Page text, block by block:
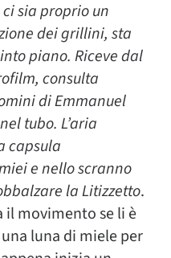
sia proprio un
dei grillini, sta
piano. Riceve dal
consulta
di Emmanuel
tubo. L’aria
capsula
e nello scranno
la Litizzetto.
movimento se li è
luna di miele per